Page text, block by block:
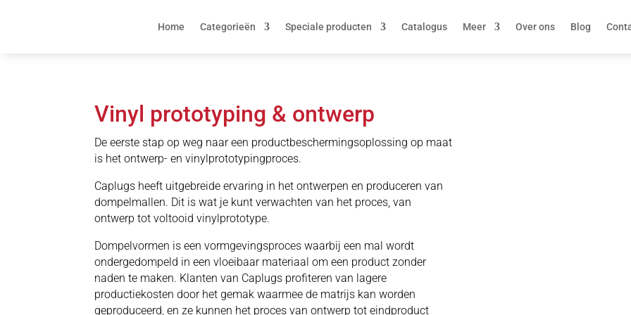
Home Categorieën Speciale producten Catalogus Meer Over ons Blog
Vinyl prototyping & ontwerp
De eerste stap op weg naar een productbeschermingsoplossing op maat
is het ontwerp- en vinylprototypingproces.
Caplugs heeft uitgebreide ervaring in het ontwerpen en produceren van
dompelmallen. Dit is wat je kunt verwachten van het proces, van
ontwerp tot voltooid vinylprototype.
Dompelvormen is een vormgevingsproces waarbij een mal wordt
ondergedompeld in een vloeibaar materiaal om een product zonder
naden te maken. Klanten van Caplugs profiteren van lagere
productiekosten door het gemak waarmee de matrijs kan worden
geproduceerd, en ze kunnen het proces van ontwerp tot eindproduct